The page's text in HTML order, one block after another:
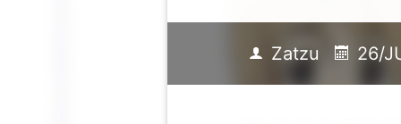
Zatzu 26/